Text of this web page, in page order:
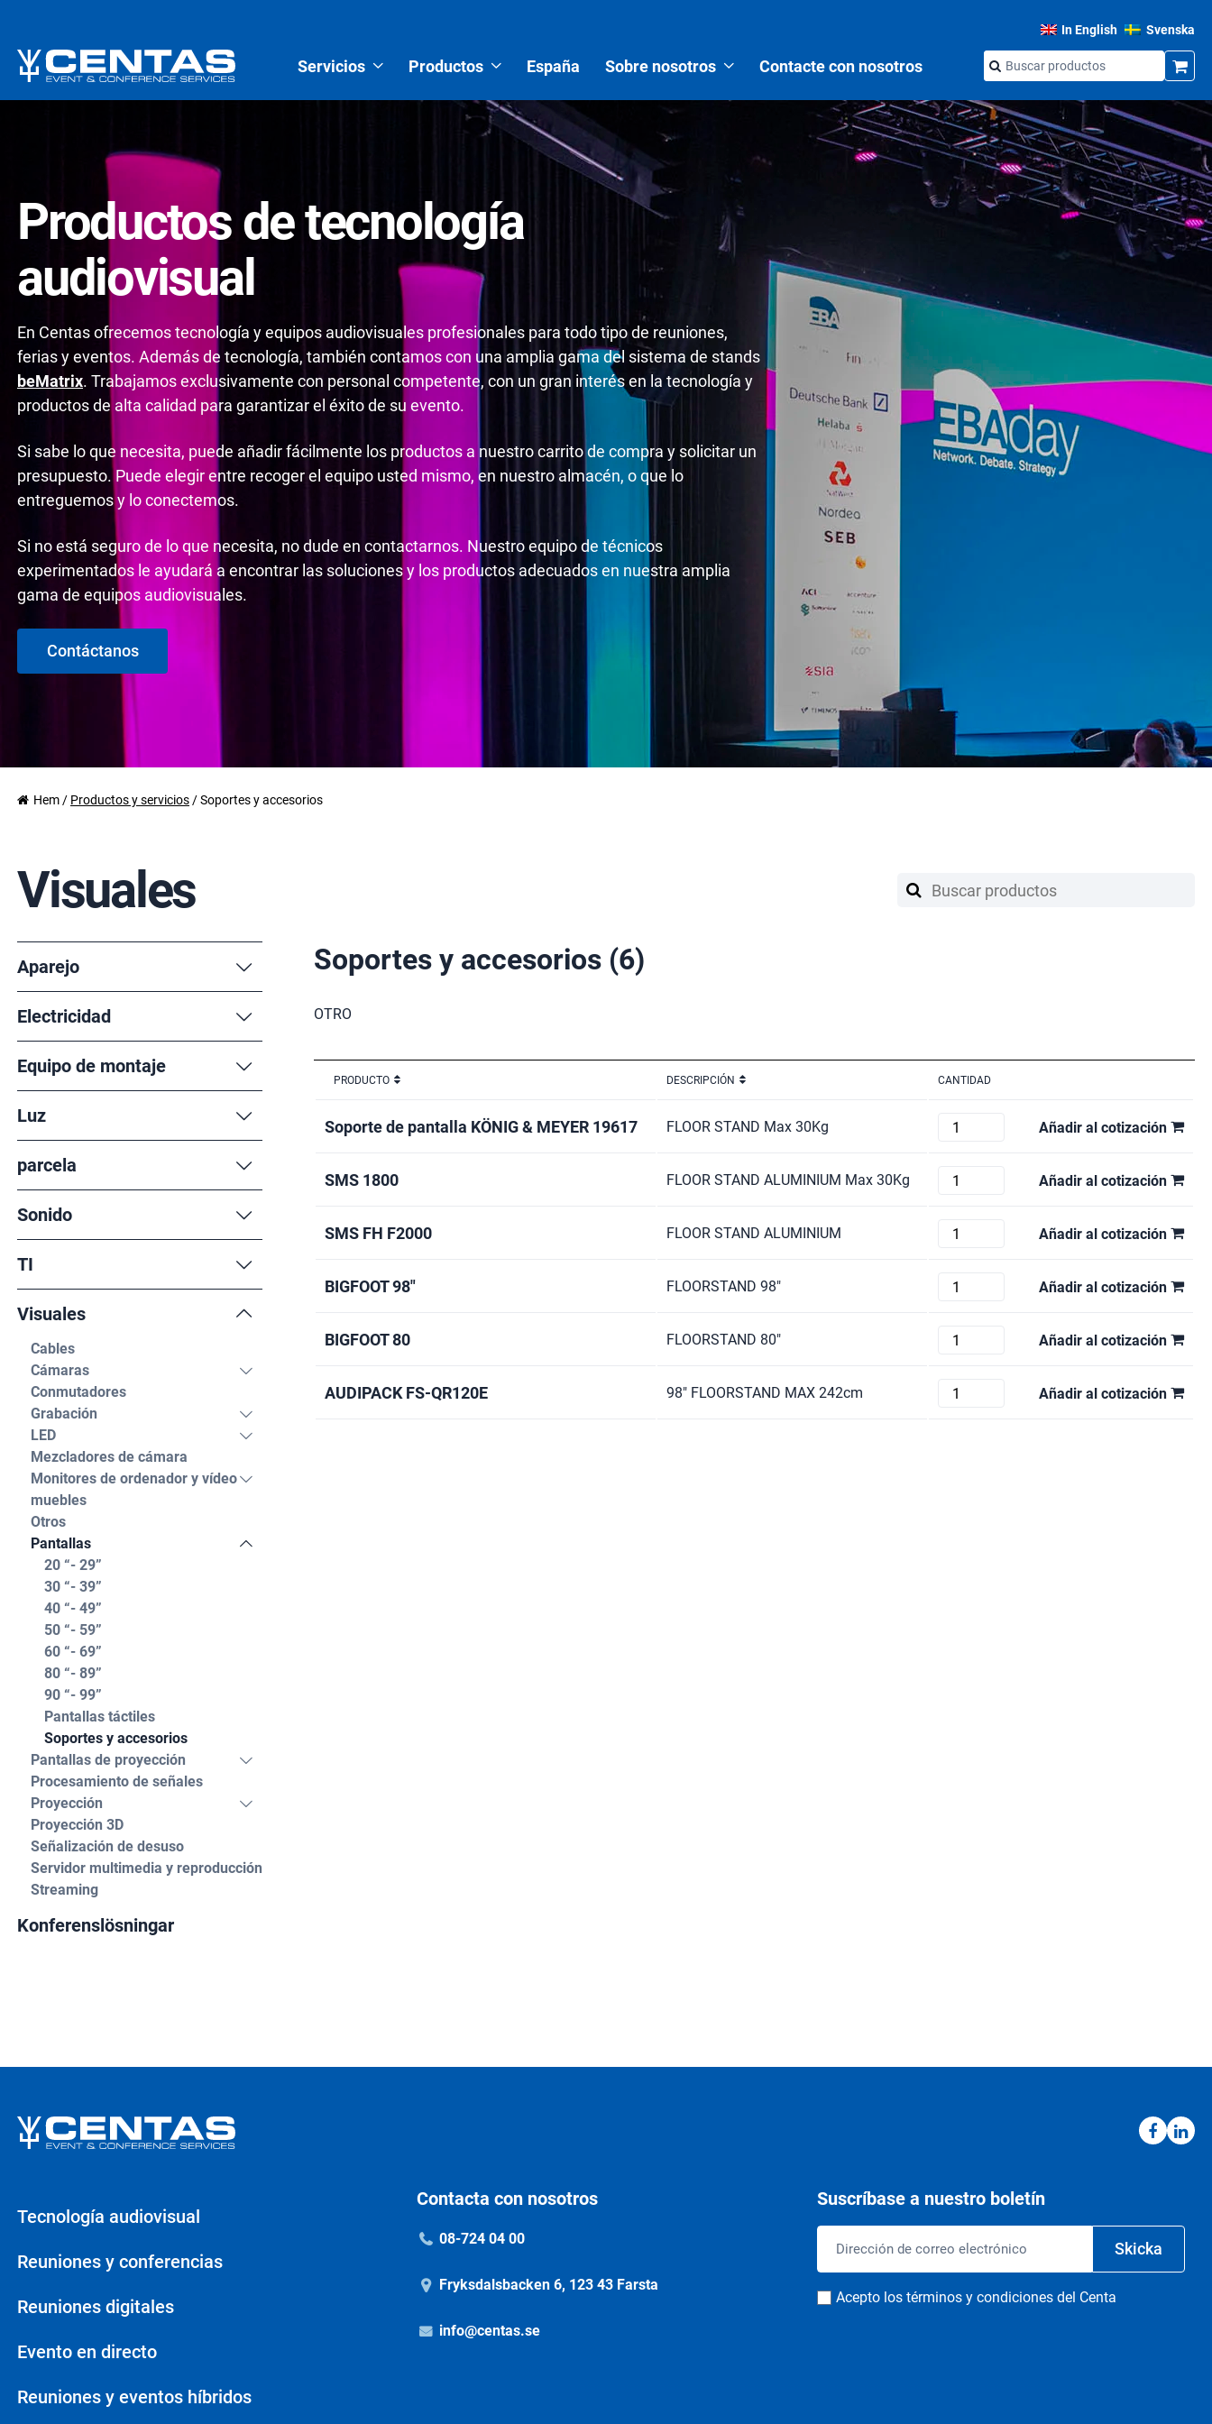
In English Svenska
Servicios Productos España Sobre nosotros Contacte con nosotros
Productos de tecnología
audiovisual
En Centas ofrecemos tecnología y equipos audiovisuales profesionales para todo tipo de reuniones,
ferias y eventos. Además de tecnología, también contamos con una amplia gama del sistema de stands
beMatrix. Trabajamos exclusivamente con personal competente, con un gran interés en la tecnología y
productos de alta calidad para garantizar el éxito de su evento.
Si sabe lo que necesita, puede añadir fácilmente los productos a nuestro carrito de compra y solicitar un
presupuesto. Puede elegir entre recoger el equipo usted mismo, en nuestro almacén, o que lo
entreguemos y lo conectemos.
Si no está seguro de lo que necesita, no dude en contactarnos. Nuestro equipo de técnicos
experimentados le ayudará a encontrar las soluciones y los productos adecuados en nuestra amplia
gama de equipos audiovisuales.
Contáctanos
Hem / Productos y servicios /Soportes y accesorios
Visuales
Aparejo
Electricidad
Equipo de montaje
Luz
parcela
Sonido
TI
Visuales
Cables
Cámaras
Conmutadores
Grabación
LED
Mezcladores de cámara
Monitores de ordenador y vídeo
muebles
Otros
Pantallas
20 “- 29”
30 “- 39”
40 “- 49”
50 “- 59”
60 “- 69”
80 “- 89”
90 “- 99”
Pantallas táctiles
Soportes y accesorios
Pantallas de proyección
Procesamiento de señales
Proyección
Proyección 3D
Señalización de desuso
Servidor multimedia y reproducción
Streaming
Konferenslösningar
Soportes y accesorios (6)
OTRO
PRODUCTO DESCRIPCIÓN CANTIDAD
Soporte de pantalla KÖNIG & MEYER 19617 FLOOR STAND Max 30Kg
Soporte
KÖNIG
MEYER
cantidad
Añadir al cotización
SMS 1800 FLOOR STAND ALUMINIUM Max 30Kg
SMS
Añadir al cotización
SMS FH F2000 FLOOR STAND ALUMINIUM
SMS
cantidad
Añadir al cotización
BIGFOOT 98" FLOORSTAND 98"
BIGFOOT
Añadir al cotización
BIGFOOT 80 FLOORSTAND 80"
BIGFOOT
Añadir al cotización
AUDIPACK FS-QR120E 98" FLOORSTAND MAX 242cm
AUDIPACK
Añadir al cotización
Tecnología audiovisual
Reuniones y conferencias
Reuniones digitales
Evento en directo
Reuniones y eventos híbridos
Contacta con nosotros
08-724 04 00
Fryksdalsbacken 6, 123 43 Farsta
info@centas.se
Suscríbase a nuestro boletín
electrónico
Skicka
Consentimiento
Acepto los términos y condiciones del Centa